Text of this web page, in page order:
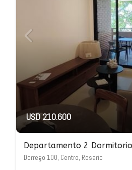
USD 210.600
Dorrego 100, Centro, Rosario